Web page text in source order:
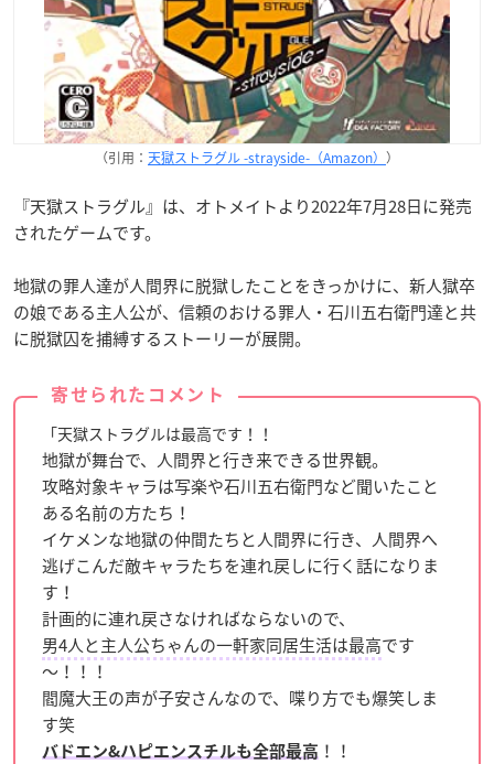
（引用： 天獄ストラグル -strayside-（Amazon） ）
『天獄ストラグル』は、オトメイトより2022年7月28日に発売
されたゲームです。
地獄の罪人達が人間界に脱獄したことをきっかけに、新人獄卒
の娘である主人公が、信頼のおける罪人・石川五右衛門達と共
に脱獄囚を捕縛するストーリーが展開。
寄せられたコメント
「天獄ストラグルは最高です！！
地獄が舞台で、人間界と行き来できる世界観。
攻略対象キャラは写楽や石川五右衛門など聞いたこと
ある名前の方たち！
イケメンな地獄の仲間たちと人間界に行き、人間界へ
逃げこんだ敵キャラたちを連れ戻しに行く話になりま
す！
計画的に連れ戻さなければならないので、
男4人と主人公ちゃんの一軒家同居生活は最高です
～！！！
閻魔大王の声が子安さんなので、喋り方でも爆笑しま
す笑
バドエン&ハピエンスチルも全部最高 ！！